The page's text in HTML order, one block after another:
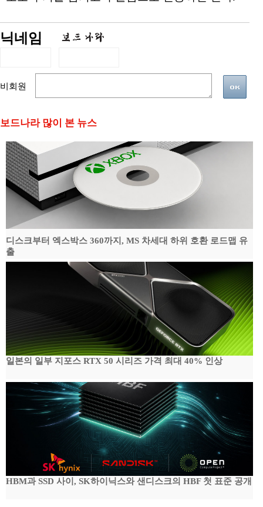
닉네임
비회원
보드나라 많이 본 뉴스
디스크부터 엑스박스 360까지, MS 차세대 하위 호환 로드맵 유
출
일본의 일부 지포스 RTX 50 시리즈 가격 최대 40% 인상
HBM과 SSD 사이, SK하이닉스와 샌디스크의 HBF 첫 표준 공개